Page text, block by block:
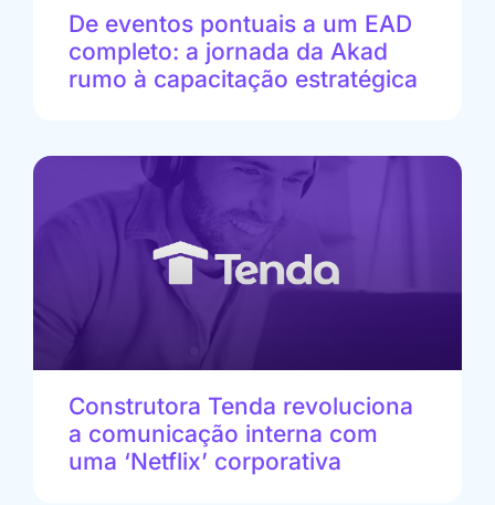
De eventos pontuais a um EAD
completo: a jornada da Akad
rumo à capacitação estratégica
Construtora Tenda revoluciona
a comunicação interna com
uma ‘Netflix’ corporativa